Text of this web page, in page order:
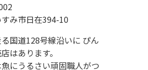
み市日在394-10
国道128号線沿いに ぴん
はあります。
にうるさい頑固職人がつ